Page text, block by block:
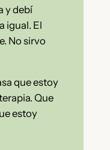
y debí
igual. El
No sirvo
que estoy
Que
estoy